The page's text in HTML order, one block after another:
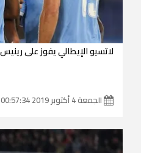
لاتسيو الإيطالي يفوز على
الجمعة 4 أكتوبر 2019 00:57:34